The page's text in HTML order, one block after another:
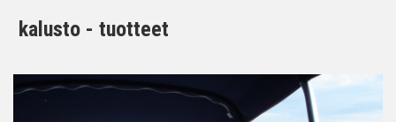
kalusto - tuotteet